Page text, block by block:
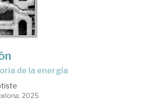
de la energía
2025